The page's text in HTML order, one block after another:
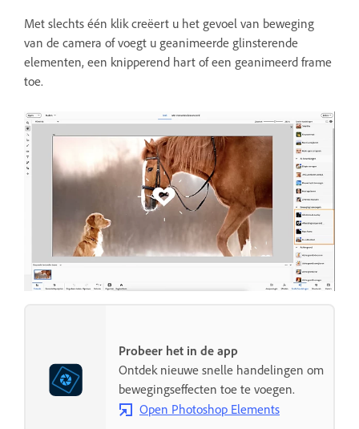
Met slechts één klik creëert u het gevoel van beweging
van de camera of voegt u geanimeerde glinsterende
elementen, een knipperend hart of een geanimeerd frame
toe.
Probeer het in de app
Ontdek nieuwe snelle handelingen om
bewegingseffecten toe te voegen.
Open Photoshop Elements